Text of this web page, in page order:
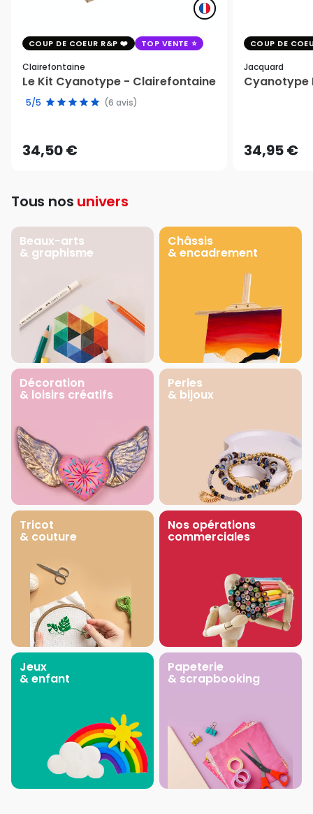
COUP DE COEUR R&P TOP VENTE
Clairefontaine
Le Kit Cyanotype - Clairefontaine
5/5 (6 avis)
34,50 €
COUP DE
Jacquard
Cyanotype
34,95 €
Tous nos univers
Beaux-arts
& graphisme
Châssis
& encadrement
Décoration
& loisirs créatifs
Perles
& bijoux
Tricot
& couture
Nos opérations
commerciales
Jeux
& enfant
Papeterie
& scrapbooking